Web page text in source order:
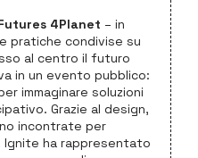
4Planet – in
pratiche condivise su
al centro il futuro
in un evento pubblico:
immaginare soluzioni
Grazie al design,
incontrate per
ha rappresentato